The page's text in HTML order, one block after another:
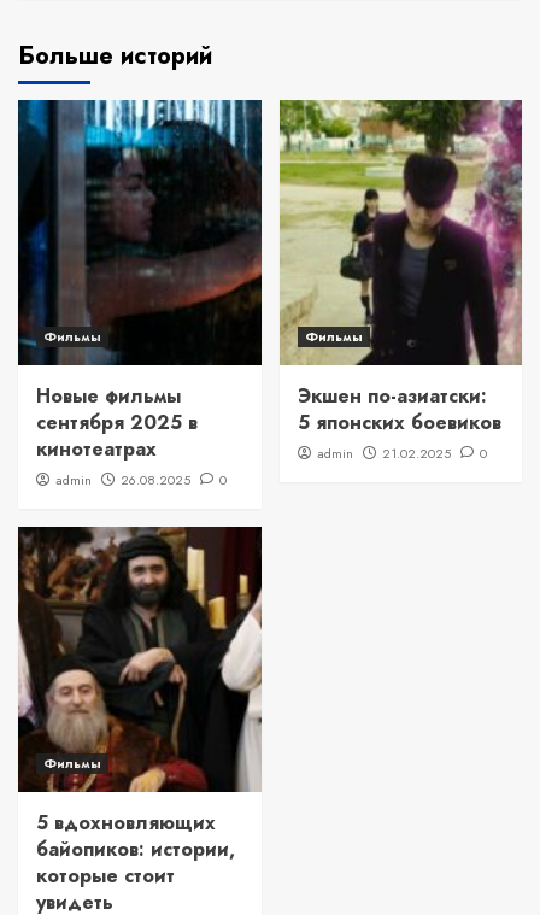
Больше историй
Фильмы
Новые фильмы
сентября 2025 в
кинотеатрах
admin 26.08.2025 0
Фильмы
Экшен по-азиатски:
5 японских боевиков
admin 21.02.2025 0
Фильмы
5 вдохновляющих
байопиков: истории,
которые стоит
увидеть